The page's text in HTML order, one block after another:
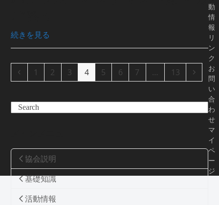
続きを見る
Previous
Page
1 Page
2 Page
3 Page
4 Page
5 Page
6 Page
7 … Page
13 Next
Search
協会説明
基礎知識
活動情報
動
情
報
リ
ン
ク
お
問
い
合
わ
せ
マ
イ
ペ
ー
ジ